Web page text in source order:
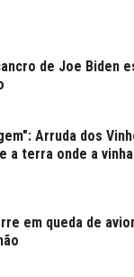
de Joe Biden
Arruda dos
a terra onde a
em queda de